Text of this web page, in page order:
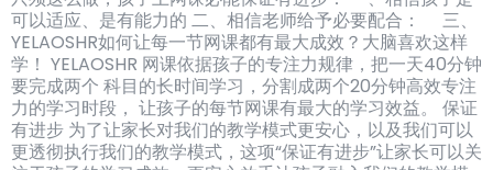
可以适应、是有能力的 二、相信老师给予必要配合： 三、
YELAOSHR如何让每一节网课都有最大成效？大脑喜欢这样
学！ YELAOSHR 网课依据孩子的专注力规律，把一天40分钟
要完成两个 科目的长时间学习，分割成两个20分钟高效专注
力的学习时段， 让孩子的每节网课有最大的学习效益。 保证
有进步 为了让家长对我们的教学模式更安心，以及我们可以
更透彻执行我们的教学模式，这项“保证有进步”让家长可以关